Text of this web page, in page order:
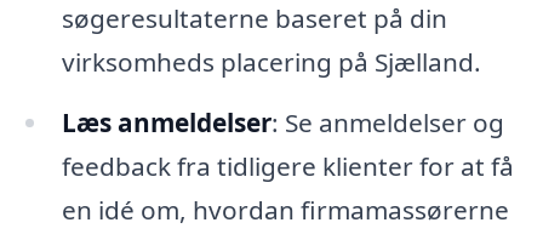
søgeresultaterne baseret på din
virksomheds placering på Sjælland.
Læs anmeldelser: Se anmeldelser og
feedback fra tidligere klienter for at få
en idé om, hvordan firmamassørerne